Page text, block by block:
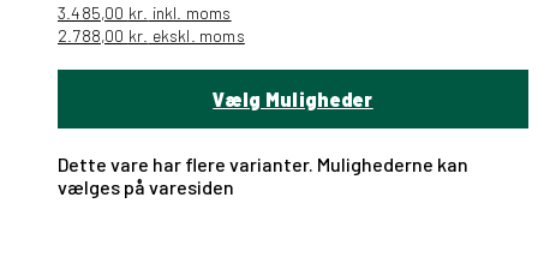
3.485,00 kr. inkl. moms
2.788,00 kr. ekskl. moms
Vælg Muligheder
Dette vare har flere varianter. Mulighederne kan
vælges på varesiden